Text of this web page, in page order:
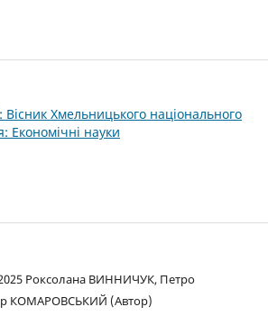
Хмельницького національного
Економічні науки
Роксолана ВИННИЧУК, Петро
КОМАРОВСЬКИЙ (Автор)